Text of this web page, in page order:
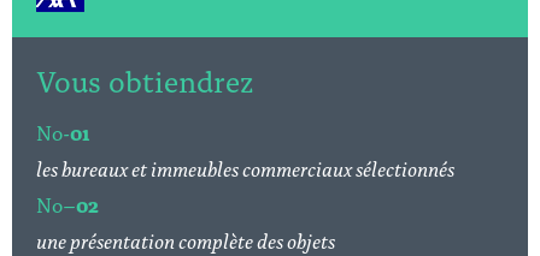
Vous obtiendrez
No-01
les bureaux et immeubles commerciaux sélectionnés
No–02
une présentation complète des objets